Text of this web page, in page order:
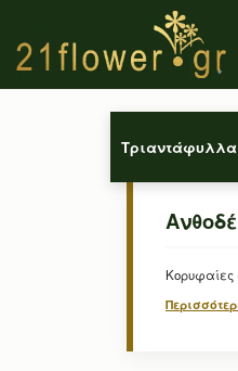
Τριαντάφυλλα
Κορυφαίες